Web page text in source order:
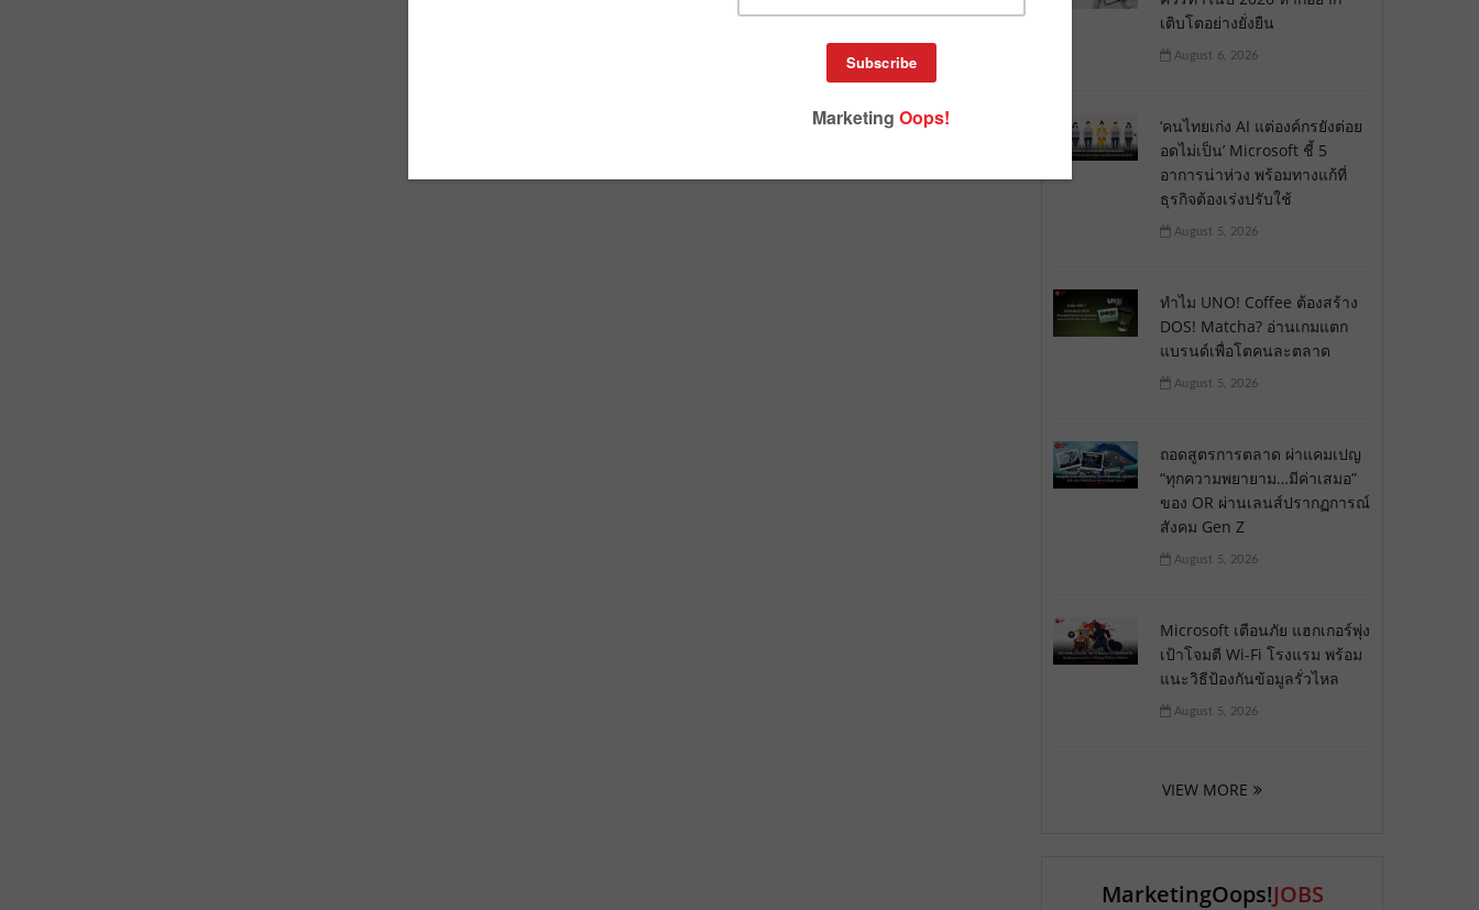
เติบโตอย่างยั่งยืน
August 6, 2026
‘คนไทยเก่ง AI แต่องค์กรยังต่อย
อดไม่เป็น’ Microsoft ชี้ 5
อาการน่าห่วง พร้อมทางแก้ที่
ธุรกิจต้องเร่งปรับใช้
August 5, 2026
ทำไม UNO! Coffee ต้องสร้าง
DOS! Matcha? อ่านเกมแตก
แบรนด์เพื่อโตคนละตลาด
August 5, 2026
ถอดสูตรการตลาด ผ่าแคมเปญ
“ทุกความพยายาม…มีค่าเสมอ”
ของ OR ผ่านเลนส์ปรากฏการณ์
สังคม Gen Z
August 5, 2026
Microsoft เตือนภัย แฮกเกอร์พุ่ง
เป้าโจมตี Wi-Fi โรงแรม พร้อม
แนะวิธีป้องกันข้อมูลรั่วไหล
August 5, 2026
VIEW MORE
MarketingOops!JOBS